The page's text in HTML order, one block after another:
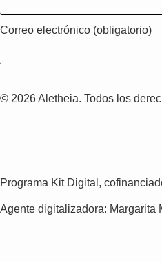
Correo electrónico (obligatorio)
© 2026 Aletheia. Todos los
Programa Kit Digital,
Agente digitalizadora: Margarita